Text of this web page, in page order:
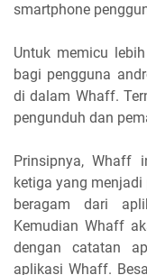
smartphone
Untuk memicu
bagi pengguna
di dalam Whaff.
pengunduh dan
Prinsipnya, Whaff
ketiga yang
beragam dari
Kemudian Whaff
dengan catatan
aplikasi Whaff.